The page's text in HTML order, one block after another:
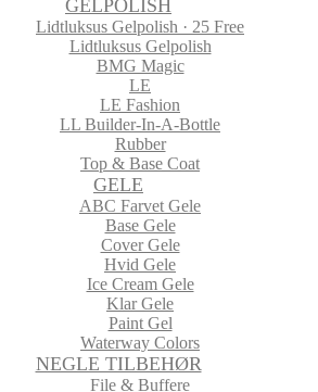
GELPOLISH
Lidtluksus Gelpolish · 25 Free
Lidtluksus Gelpolish
BMG Magic
LE
LE Fashion
LL Builder-In-A-Bottle
Rubber
Top & Base Coat
GELE
ABC Farvet Gele
Base Gele
Cover Gele
Hvid Gele
Ice Cream Gele
Klar Gele
Paint Gel
Waterway Colors
NEGLE TILBEHØR
File & Buffere